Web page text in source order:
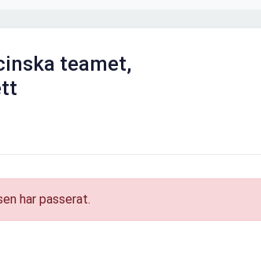
teamet,
har passerat.